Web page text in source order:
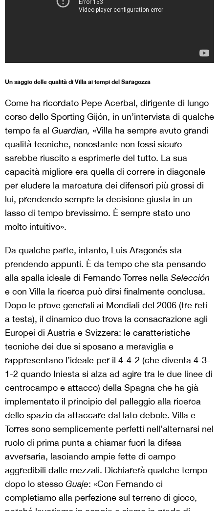
Un saggio delle qualità di Villa ai tempi del Saragozza
Come ha ricordato Pepe Acerbal, dirigente di lungo
corso dello Sporting Gijón, in un’intervista di qualche
tempo fa al Guardian, «Villa ha sempre avuto grandi
qualità tecniche, nonostante non fossi sicuro
sarebbe riuscito a esprimerle del tutto. La sua
capacità migliore era quella di correre in diagonale
per eludere la marcatura dei difensori più grossi di
lui, prendendo sempre la decisione giusta in un
lasso di tempo brevissimo. È sempre stato uno
molto intuitivo».
Da qualche parte, intanto, Luis Aragonés sta
prendendo appunti. È da tempo che sta pensando
alla spalla ideale di Fernando Torres nella Selección
e con Villa la ricerca può dirsi finalmente conclusa.
Dopo le prove generali ai Mondiali del 2006 (tre reti
a testa), il dinamico duo trova la consacrazione agli
Europei di Austria e Svizzera: le caratteristiche
tecniche dei due si sposano a meraviglia e
rappresentano l’ideale per il 4-4-2 (che diventa 4-3-
1-2 quando Iniesta si alza ad agire tra le due linee di
centrocampo e attacco) della Spagna che ha già
implementato il principio del palleggio alla ricerca
dello spazio da attaccare dal lato debole. Villa e
Torres sono semplicemente perfetti nell’alternarsi nel
ruolo di prima punta a chiamar fuori la difesa
avversaria, lasciando ampie fette di campo
aggredibili dalle mezzali. Dichiarerà qualche tempo
dopo lo stesso Guaje: «Con Fernando ci
completiamo alla perfezione sul terreno di gioco,